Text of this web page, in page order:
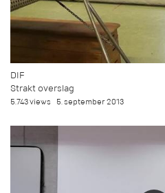
DIF
Strakt overslag
5.743 views 5. september 2013